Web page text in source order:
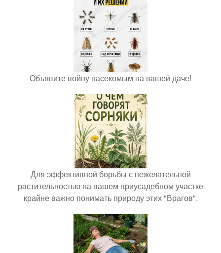
Объявите войну насекомым на вашей даче!
Для эффективной борьбы с нежелательной
растительностью на вашем приусадебном участке
крайне важно понимать природу этих "Врагов".